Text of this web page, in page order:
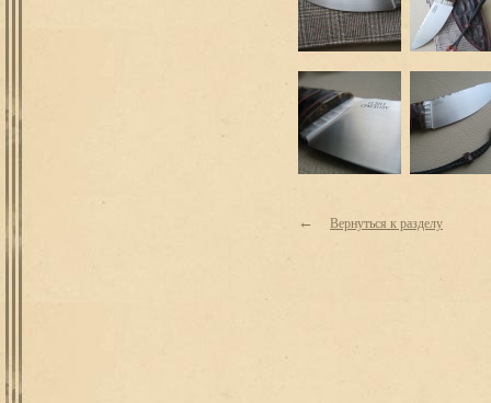
← Вернуться к разделу